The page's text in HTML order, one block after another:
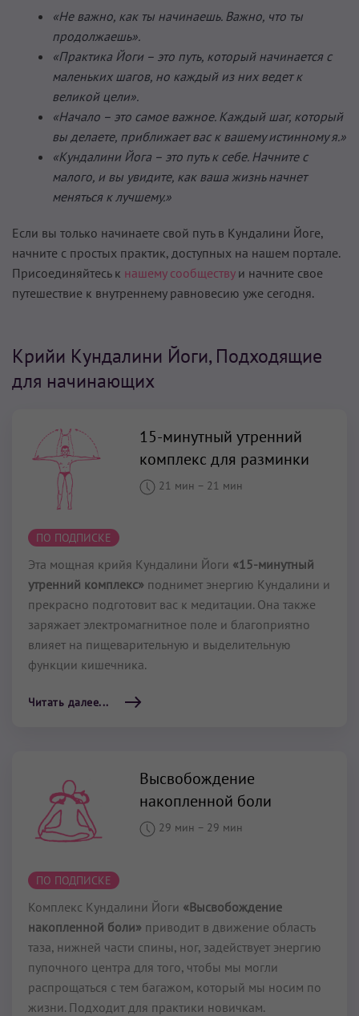
«Не важно, как ты начинаешь. Важно, что ты
продолжаешь».
«Практика Йоги – это путь, который начинается с
маленьких шагов, но каждый из них ведет к
великой цели».
«Начало – это самое важное. Каждый шаг, который
вы делаете, приближает вас к вашему истинному я.»
«Кундалини Йога – это путь к себе. Начните с
малого, и вы увидите, как ваша жизнь начнет
меняться к лучшему.»
Если вы только начинаете свой путь в Кундалини Йоге,
начните с простых практик, доступных на нашем портале.
Присоединяйтесь к нашему сообществуи начните свое
путешествие к внутреннему равновесию уже сегодня.
Крийи Кундалини Йоги, Подходящие
для начинающих
15-минутный утренний
комплекс для разминки
21 мин – 21 мин
ПО ПОДПИСКЕ
Эта мощная крийя Кундалини Йоги «15-минутный
утренний комплекс» поднимет энергию Кундалини и
прекрасно подготовит вас к медитации. Она также
заряжает электромагнитное поле и благоприятно
влияет на пищеварительную и выделительную
функции кишечника.
Читать далее...
Высвобождение
накопленной боли
29 мин – 29 мин
ПО ПОДПИСКЕ
Комплекс Кундалини Йоги «Высвобождение
накопленной боли» приводит в движение область
таза, нижней части спины, ног, задействует энергию
пупочного центра для того, чтобы мы могли
распрощаться с тем багажом, который мы носим по
жизни. Подходит для практики новичкам.